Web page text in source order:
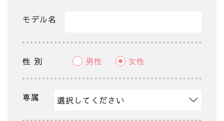
モデル名
性 別 男性 女性
専属